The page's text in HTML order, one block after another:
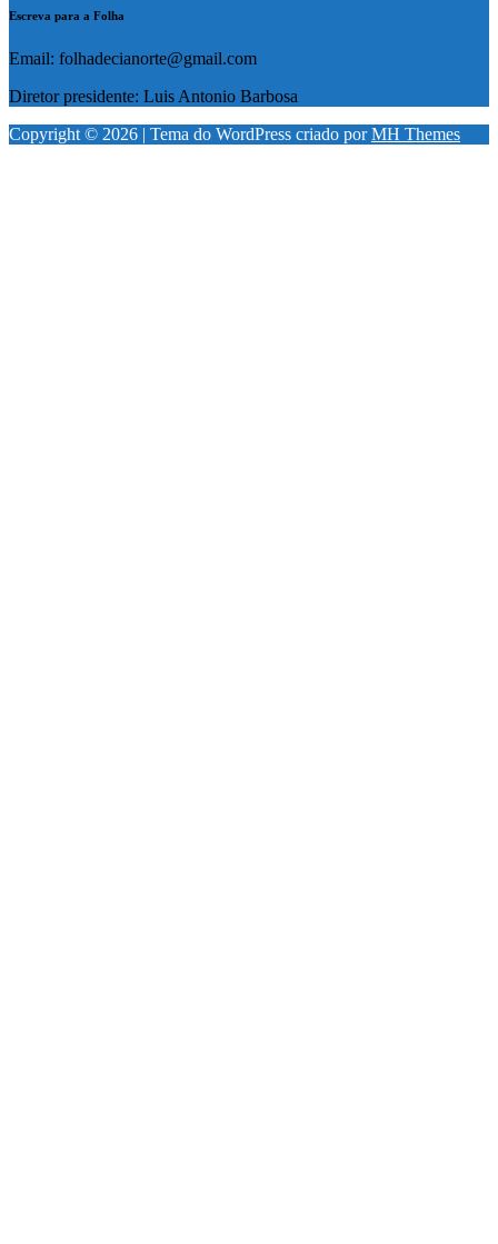
Escreva para a Folha
Email: folhadecianorte@gmail.com
Diretor presidente: Luis Antonio Barbosa
Copyright © 2026 | Tema do WordPress criado porMH Themes